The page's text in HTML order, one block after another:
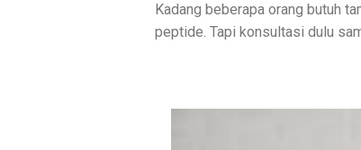
Kadang beberapa orang butuh
peptide. Tapi konsultasi dulu